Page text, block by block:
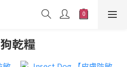
狗乾糧